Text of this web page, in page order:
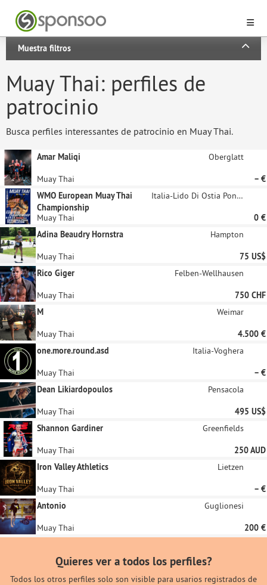
Muestra filtros
Muay Thai: perfiles de
patrocinio
Busca perfiles interessantes de patrocinio en Muay Thai.
Amar Maliqi Oberglatt
Muay Thai
– €
WMO European Muay Thai
Championship
Italia-Lido Di Ostia Ponente
Muay Thai
0 €
Adina Beaudry Hornstra
Hampton
Muay Thai
75 US$
Rico Giger
Felben-Wellhausen
Muay Thai
750 CHF
M
Weimar
Muay Thai
4.500 €
one.more.round.asd
Italia-Voghera
Muay Thai
– €
Dean Likiardopoulos
Pensacola
Muay Thai
495 US$
Shannon Gardiner
Greenfields
Muay Thai
250 AUD
Iron Valley Athletics
Lietzen
Muay Thai
– €
Antonio
Guglionesi
Muay Thai 200 €
Quieres ver a todos los perfiles?
Todos los otros perfiles solo son visible para usarios registrados de